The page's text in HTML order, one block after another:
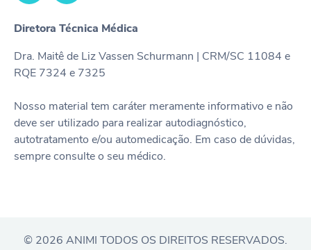
Diretora Técnica Médica
Dra. Maitê de Liz Vassen Schurmann | CRM/SC 11084 e
RQE 7324 e 7325
Nosso material tem caráter meramente informativo e não
deve ser utilizado para realizar autodiagnóstico,
autotratamento e/ou automedicação. Em caso de dúvidas,
sempre consulte o seu médico.
© 2026 ANIMI TODOS OS DIREITOS RESERVADOS.